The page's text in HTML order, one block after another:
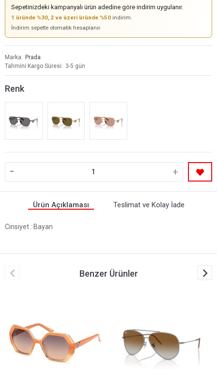
Sepetinizdeki kampanyalı ürün adedine göre indirim uygulanır.
1 üründe %30, 2 ve üzeri üründe %50 indirim.
İndirim sepette otomatik hesaplanır.
Marka
Prada
Tahmini Kargo Süresi
3-5 gün
Renk
- +
Ürün Açıklaması Teslimat ve Kolay İade
Cinsiyet : Bayan
Benzer Ürünler